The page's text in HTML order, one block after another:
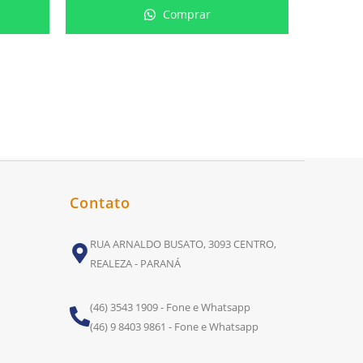
Comprar
Contato
RUA ARNALDO BUSATO, 3093 CENTRO,
REALEZA - PARANÁ
(46) 3543 1909 - Fone e Whatsapp
(46) 9 8403 9861 - Fone e Whatsapp